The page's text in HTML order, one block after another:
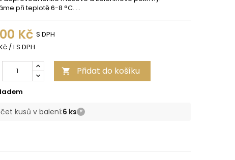
při teplotě 6-8 °C. ...
Kč S DPH
/ l S DPH
 Přidat do košíku
kusů v balení:6 ks ?